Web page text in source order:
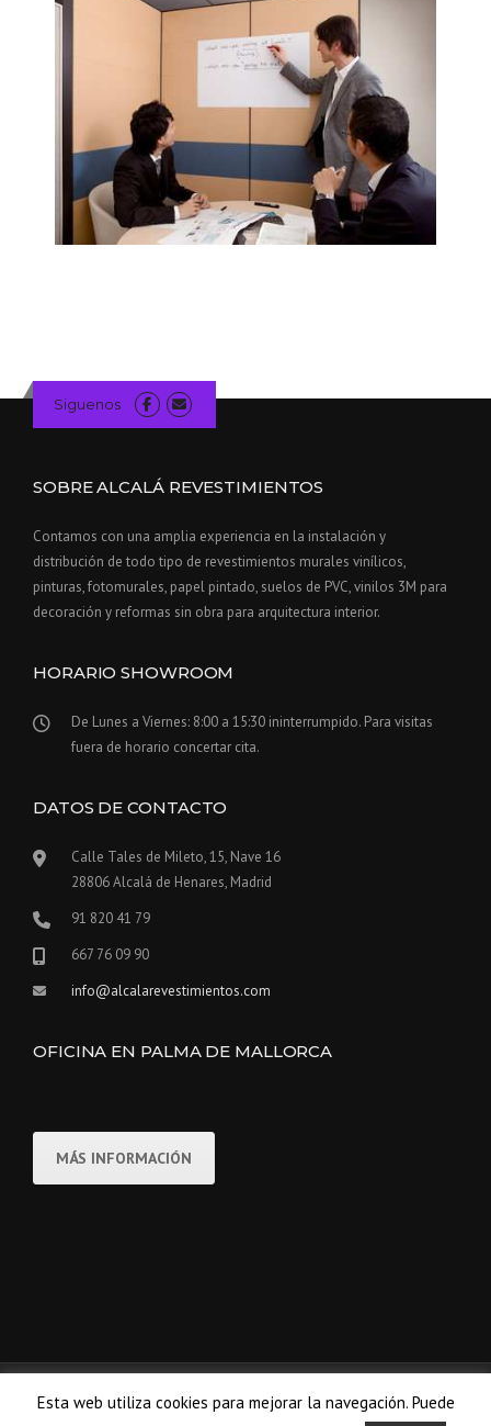
Siguenos
SOBRE ALCALÁ REVESTIMIENTOS
Contamos con una amplia experiencia en la instalación y
distribución de todo tipo de revestimientos murales vinílicos,
pinturas, fotomurales, papel pintado, suelos de PVC, vinilos 3M para
decoración y reformas sin obra para arquitectura interior.
HORARIO SHOWROOM
De Lunes a Viernes: 8:00 a 15:30 ininterrumpido. Para visitas
fuera de horario concertar cita.
DATOS DE CONTACTO
Calle Tales de Mileto, 15, Nave 16
28806 Alcalá de Henares, Madrid
91 820 41 79
667 76 09 90
info@alcalarevestimientos.com
OFICINA EN PALMA DE MALLORCA
MÁS INFORMACIÓN
Copyright © 2024 Alcalá Revestimientos
Esta web utiliza cookies para mejorar la navegación. Puede